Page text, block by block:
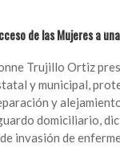
de las Mujeres a
Trujillo Ortiz
y municipal,
y
domiciliario,
invasión de